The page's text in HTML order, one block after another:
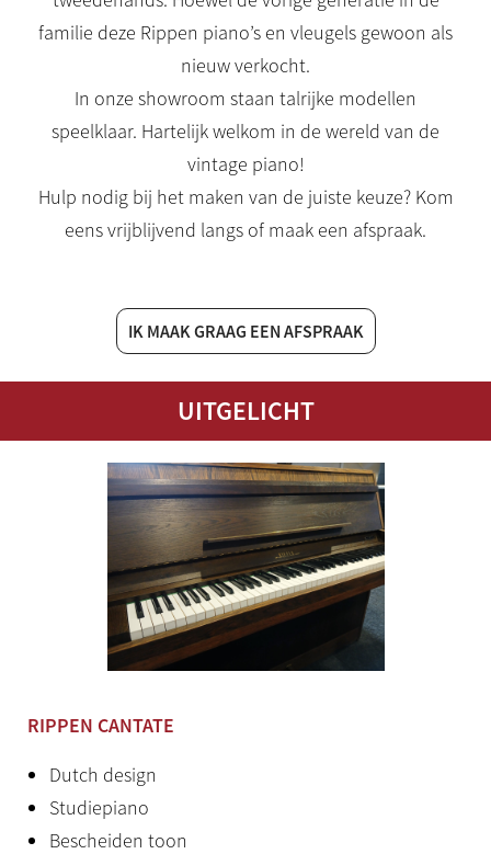
familie deze Rippen piano’s en vleugels gewoon als
nieuw verkocht.
In onze showroom staan talrijke modellen
speelklaar. Hartelijk welkom in de wereld van de
vintage piano!
Hulp nodig bij het maken van de juiste keuze? Kom
eens vrijblijvend langs of maak een afspraak.
IK MAAK GRAAG EEN AFSPRAAK
UITGELICHT
RIPPEN CANTATE
Dutch design
Studiepiano
Bescheiden toon